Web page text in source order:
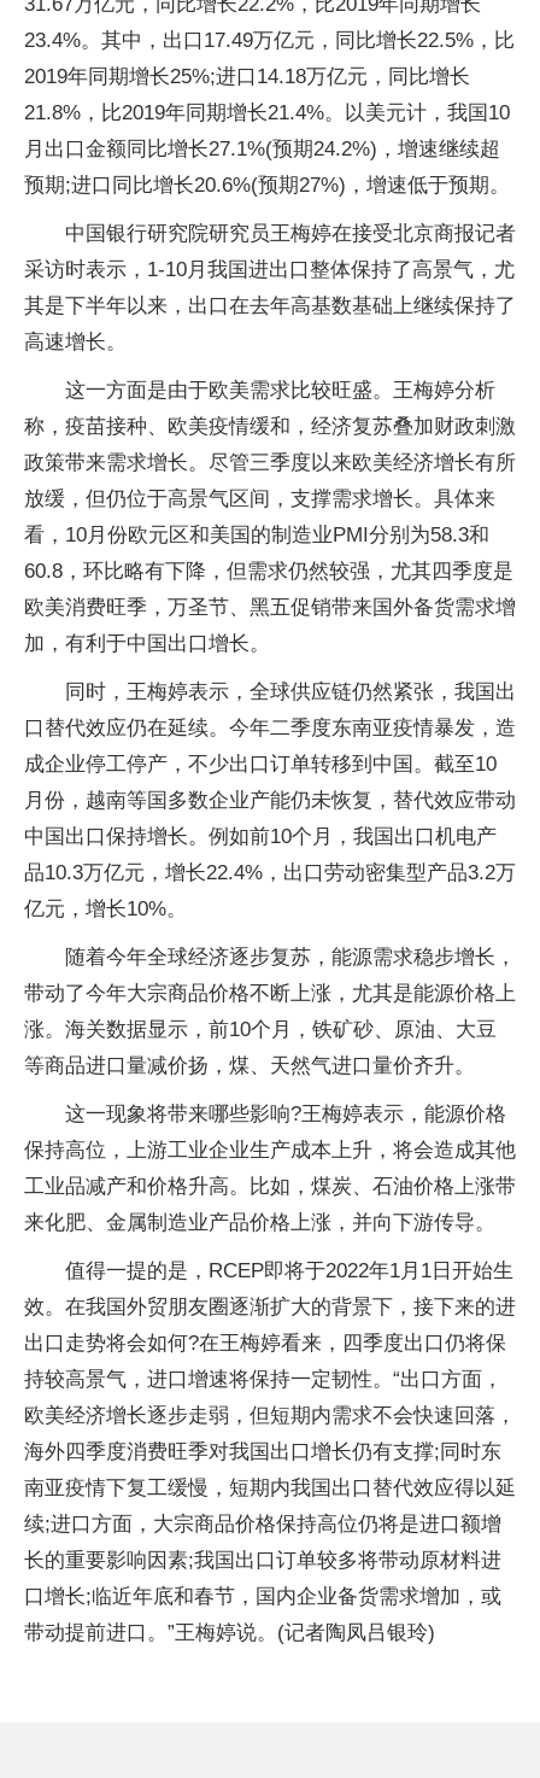
31.67万亿元，同比增长22.2%，比2019年同期增长
23.4%。其中，出口17.49万亿元，同比增长22.5%，比
2019年同期增长25%;进口14.18万亿元，同比增长
21.8%，比2019年同期增长21.4%。以美元计，我国10
月出口金额同比增长27.1%(预期24.2%)，增速继续超
预期;进口同比增长20.6%(预期27%)，增速低于预期。
中国银行研究院研究员王梅婷在接受北京商报记者
采访时表示，1-10月我国进出口整体保持了高景气，尤
其是下半年以来，出口在去年高基数基础上继续保持了
高速增长。
这一方面是由于欧美需求比较旺盛。王梅婷分析
称，疫苗接种、欧美疫情缓和，经济复苏叠加财政刺激
政策带来需求增长。尽管三季度以来欧美经济增长有所
放缓，但仍位于高景气区间，支撑需求增长。具体来
看，10月份欧元区和美国的制造业PMI分别为58.3和
60.8，环比略有下降，但需求仍然较强，尤其四季度是
欧美消费旺季，万圣节、黑五促销带来国外备货需求增
加，有利于中国出口增长。
同时，王梅婷表示，全球供应链仍然紧张，我国出
口替代效应仍在延续。今年二季度东南亚疫情暴发，造
成企业停工停产，不少出口订单转移到中国。截至10
月份，越南等国多数企业产能仍未恢复，替代效应带动
中国出口保持增长。例如前10个月，我国出口机电产
品10.3万亿元，增长22.4%，出口劳动密集型产品3.2万
亿元，增长10%。
随着今年全球经济逐步复苏，能源需求稳步增长，
带动了今年大宗商品价格不断上涨，尤其是能源价格上
涨。海关数据显示，前10个月，铁矿砂、原油、大豆
等商品进口量减价扬，煤、天然气进口量价齐升。
这一现象将带来哪些影响?王梅婷表示，能源价格
保持高位，上游工业企业生产成本上升，将会造成其他
工业品减产和价格升高。比如，煤炭、石油价格上涨带
来化肥、金属制造业产品价格上涨，并向下游传导。
值得一提的是，RCEP即将于2022年1月1日开始生
效。在我国外贸朋友圈逐渐扩大的背景下，接下来的进
出口走势将会如何?在王梅婷看来，四季度出口仍将保
持较高景气，进口增速将保持一定韧性。“出口方面，
欧美经济增长逐步走弱，但短期内需求不会快速回落，
海外四季度消费旺季对我国出口增长仍有支撑;同时东
南亚疫情下复工缓慢，短期内我国出口替代效应得以延
续;进口方面，大宗商品价格保持高位仍将是进口额增
长的重要影响因素;我国出口订单较多将带动原材料进
口增长;临近年底和春节，国内企业备货需求增加，或
带动提前进口。”王梅婷说。(记者陶凤吕银玲)